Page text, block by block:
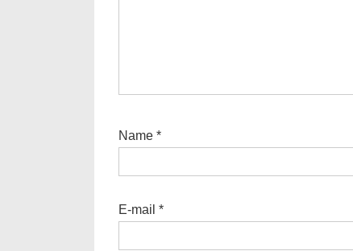
Name *
E-mail *